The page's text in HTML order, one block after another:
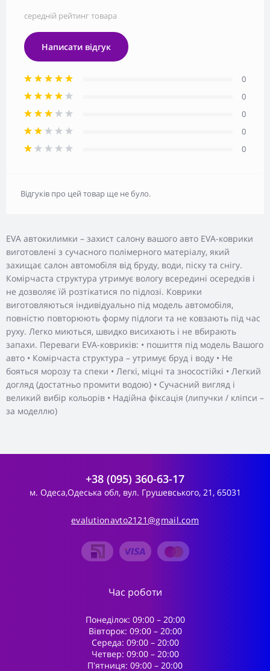
EVA автокилимки – захист салону вашого авто EVA-коврики
виготовлені з сучасного полімерного матеріалу, який
захищає салон автомобіля від бруду, води, піску та снігу.
Комірчаста структура утримує вологу всередині осередків і
не дозволяє їй розтікатися по підлозі. Коврики
виготовляються індивідуально під модель автомобіля,
повністю повторюють форму підлоги та не ковзають під час
руху. Легко миються, швидко висихають і не вбирають
запахи. Переваги EVA-ковриків: • пошиття під модель Вашого
авто • Комірчаста структура – утримує бруд і воду • Не
бояться морозу та спеки • Легкі, міцні та зносостійкі • Легкий
догляд (достатньо промити водою) • Сучасний вигляд і
великий вибір кольорів • Надійна фіксація (липучки / кліпси –
за моделлю)
середній рейтинг товара
Написати відгук
0
0
0
0
0
Відгуків про цей товар ще не було.
+38 (095) 360-63-17
м. Одеса,Одеська обл, вул. Грушевського, 21, 65031
evalutionavto2121@gmail.com
Час роботи
Понеділок: 09:00 – 20:00
Вівторок: 09:00 – 20:00
Середа: 09:00 – 20:00
Четвер: 09:00 – 20:00
Пʼятниця: 09:00 – 20:00